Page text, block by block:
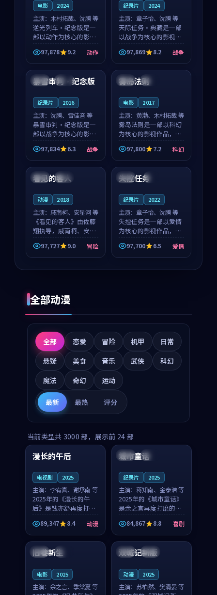
电影 2024
主演： 木村拓哉、沈腾 等
逆光列车·纪念版是一
部以动作为核心的影视
作品，围绕危机、反转
与人物成长展开，整体
节奏紧凑，值得推荐观
看。
97,878 9.2 动作
纪录片 2024
主演： 章子怡、沈腾 等
天际任务·典藏是一部
以战争为核心的影视作
品，围绕危机、反转与
人物成长展开，整体节
奏紧凑，值得推荐观
看。
97,869 8.2 战争
日本 独播
暴雪审判·纪念版
纪录片 2016
主演： 沈腾、雷佳音 等
暴雪审判·纪念版是一
部以战争为核心的影视
作品，围绕危机、反转
与人物成长展开，整体
节奏紧凑，值得推荐观
97,834 6.3 战争
中国 完结
雾岛法则
电影 2017
主演： 黄渤、木村拓哉 等
雾岛法则是一部以科幻
为核心的影视作品，围
绕危机、反转与人物成
长展开，整体节奏紧
凑，值得推荐观看。
97,800 7.2 科幻
泰国 完结
看见的客人
动漫 2018
主演： 戚南柯、安星河 等
《看见的客人》由佐藤
翔执导，戚南柯、安星
河领衔主演，是一部
2018年上映的泰国冒险
动漫。影片以海岸抒情
97,727 9.0 冒险
日本 4K
失控任务
纪录片 2022
主演： 章子怡、沈腾 等
失控任务是一部以爱情
为核心的影视作品，围
绕危机、反转与人物成
长展开，整体节奏紧
凑，值得推荐观看。
97,700 6.5 爱情
全部动漫
全部 恋爱 冒险 机甲
日常
悬疑
美食 音乐 武侠
科幻
魔法
奇幻 运动
最新 最热 评分
当前类型共 3000 部，展示前 24 部
中国 高分
99:16
漫长的午后
电视剧 2025
主演： 李宥真、谢承南 等
2025年的《漫长的午
后》是钱亦舒再度打磨
的动漫佳作。中国大陆
的取景与海岛日常的氛
围相互成就，李宥真与
谢承南的对手戏自然克
制，让整部影片在悬念
89,347 8.4 动漫
美国 院线
城市童话
纪录片 2025
主演： 蒋知南、金泰浩 等
2025年的《城市童话》
是余之言再度打磨的喜
剧佳作。美国的取景与
历史战争的氛围相互成
就，蒋知南与金泰浩的
对手戏自然克制，让整
部影片在悬念与温度
84,867 8.8 喜剧
英国 完结
旧巷新生
电影 2025
主演： 余之言、季棠夏 等
中国 独播
双城记新版
动漫 2025
主演： 苏柏然、樊清晏 等